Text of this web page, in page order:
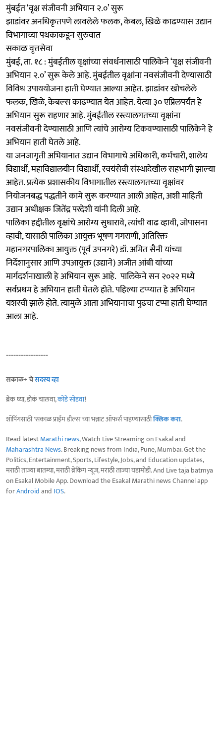
मुंबईत ‘वृक्ष संजीवनी अभियान २.०’ सुरू
झाडांवर अनधिकृतपणे लावलेले फलक, केबल, खिळे काढण्यास उद्यान
विभागाच्या पथकाकडून सुरुवात
सकाळ वृत्तसेवा
मुंबई, ता. १८ : मुंबईतील वृक्षांच्या संवर्धनासाठी पालिकेने ‘वृक्ष संजीवनी
अभियान २.०’ सुरू केले आहे. मुंबईतील वृक्षांना नवसंजीवनी देण्यासाठी
विविध उपाययोजना हाती घेण्यात आल्या आहेत. झाडांवर खोचलेले
फलक, खिळे, केबल्स काढण्यात येत आहेत. येत्या ३० एप्रिलपर्यंत हे
अभियान सुरू राहणार आहे. मुंबईतील रस्त्यालगतच्या वृक्षांना
नवसंजीवनी देण्यासाठी आणि त्यांचे आरोग्य टिकवण्यासाठी पालिकेने हे
अभियान हाती घेतले आहे.
या जनजागृती अभियानात उद्यान विभागाचे अधिकारी, कर्मचारी, शालेय
विद्यार्थी, महाविद्यालयीन विद्यार्थी, स्वयंसेवी संस्थादेखील सहभागी झाल्या
आहेत. प्रत्येक प्रशासकीय विभागातील रस्त्यालगतच्या वृक्षांवर
नियोजनबद्ध पद्धतीने कामे सुरू करण्यात आली आहेत, अशी माहिती
उद्यान अधीक्षक जितेंद्र परदेशी यांनी दिली आहे.
पालिका हद्दीतील वृक्षांचे आरोग्य सुधारावे, त्यांची वाढ व्हावी, जोपासना
व्हावी, यासाठी पालिका आयुक्त भूषण गगराणी, अतिरिक्त
महानगरपालिका आयुक्त (पूर्व उपनगरे) डॉ. अमित सैनी यांच्या
निर्देशानुसार आणि उपआयुक्त (उद्याने) अजीत आंबी यांच्या
मार्गदर्शनाखाली हे अभियान सुरू आहे. पालिकेने सन २०२२ मध्ये
सर्वप्रथम हे अभियान हाती घेतले होते. पहिल्या टप्प्यात हे अभियान
यशस्वी झाले होते. त्यामुळे आता अभियानाचा पुढचा टप्पा हाती घेण्यात
आला आहे.
-----------------
सकाळ+ चेसदस्य व्हा
ब्रेक घ्या, डोकं चालवा,कोडे सोडवा!
शॉपिंगसाठी 'सकाळ प्राईम डील्स'च्या भन्नाट ऑफर्स पाहण्यासाठीक्लिक करा.
Read latestMarathi news, Watch Live Streaming on Esakal and
Maharashtra News. Breaking news from India, Pune, Mumbai. Get the
Politics, Entertainment, Sports, Lifestyle, Jobs, and Education updates,
मराठी ताज्या बातम्या, मराठी ब्रेकिंग न्यूज, मराठी ताज्या घडामोडी. And Live taja batmya
on Esakal Mobile App. Download the Esakal Marathi news Channel app
forAndroidand IOS.